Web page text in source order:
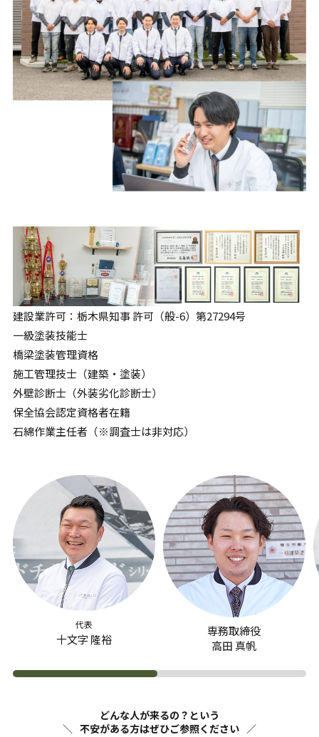
建設業許可：栃木県知事 許可（般-6）第27294号
一級塗装技能士
橋梁塗装管理資格
施工管理技士（建築・塗装）
外壁診断士（外装劣化診断士）
保全協会認定資格者在籍
石綿作業主任者（※調査士は非対応）
代表
十文字 隆裕
専務取締役
高田 真帆
どんな人が来るの？という
不安がある方はぜひご参照ください